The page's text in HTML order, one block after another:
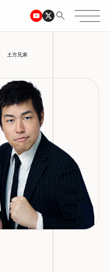
土方兄弟